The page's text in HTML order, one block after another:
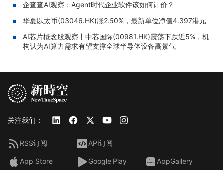
企查查AI观察：Agent时代企业软件该如何计价？
华夏以太币(03046.HK)涨2.50%，最新单位净值4.397港元
AI芯片概念股观察丨中芯国际(00981.HK)震荡下跌近5%，机
构认为AI算力需求有望支撑全球半导体设备高景气
关注我们：
RSS订阅 API订阅
App Store Google Play AppGallery